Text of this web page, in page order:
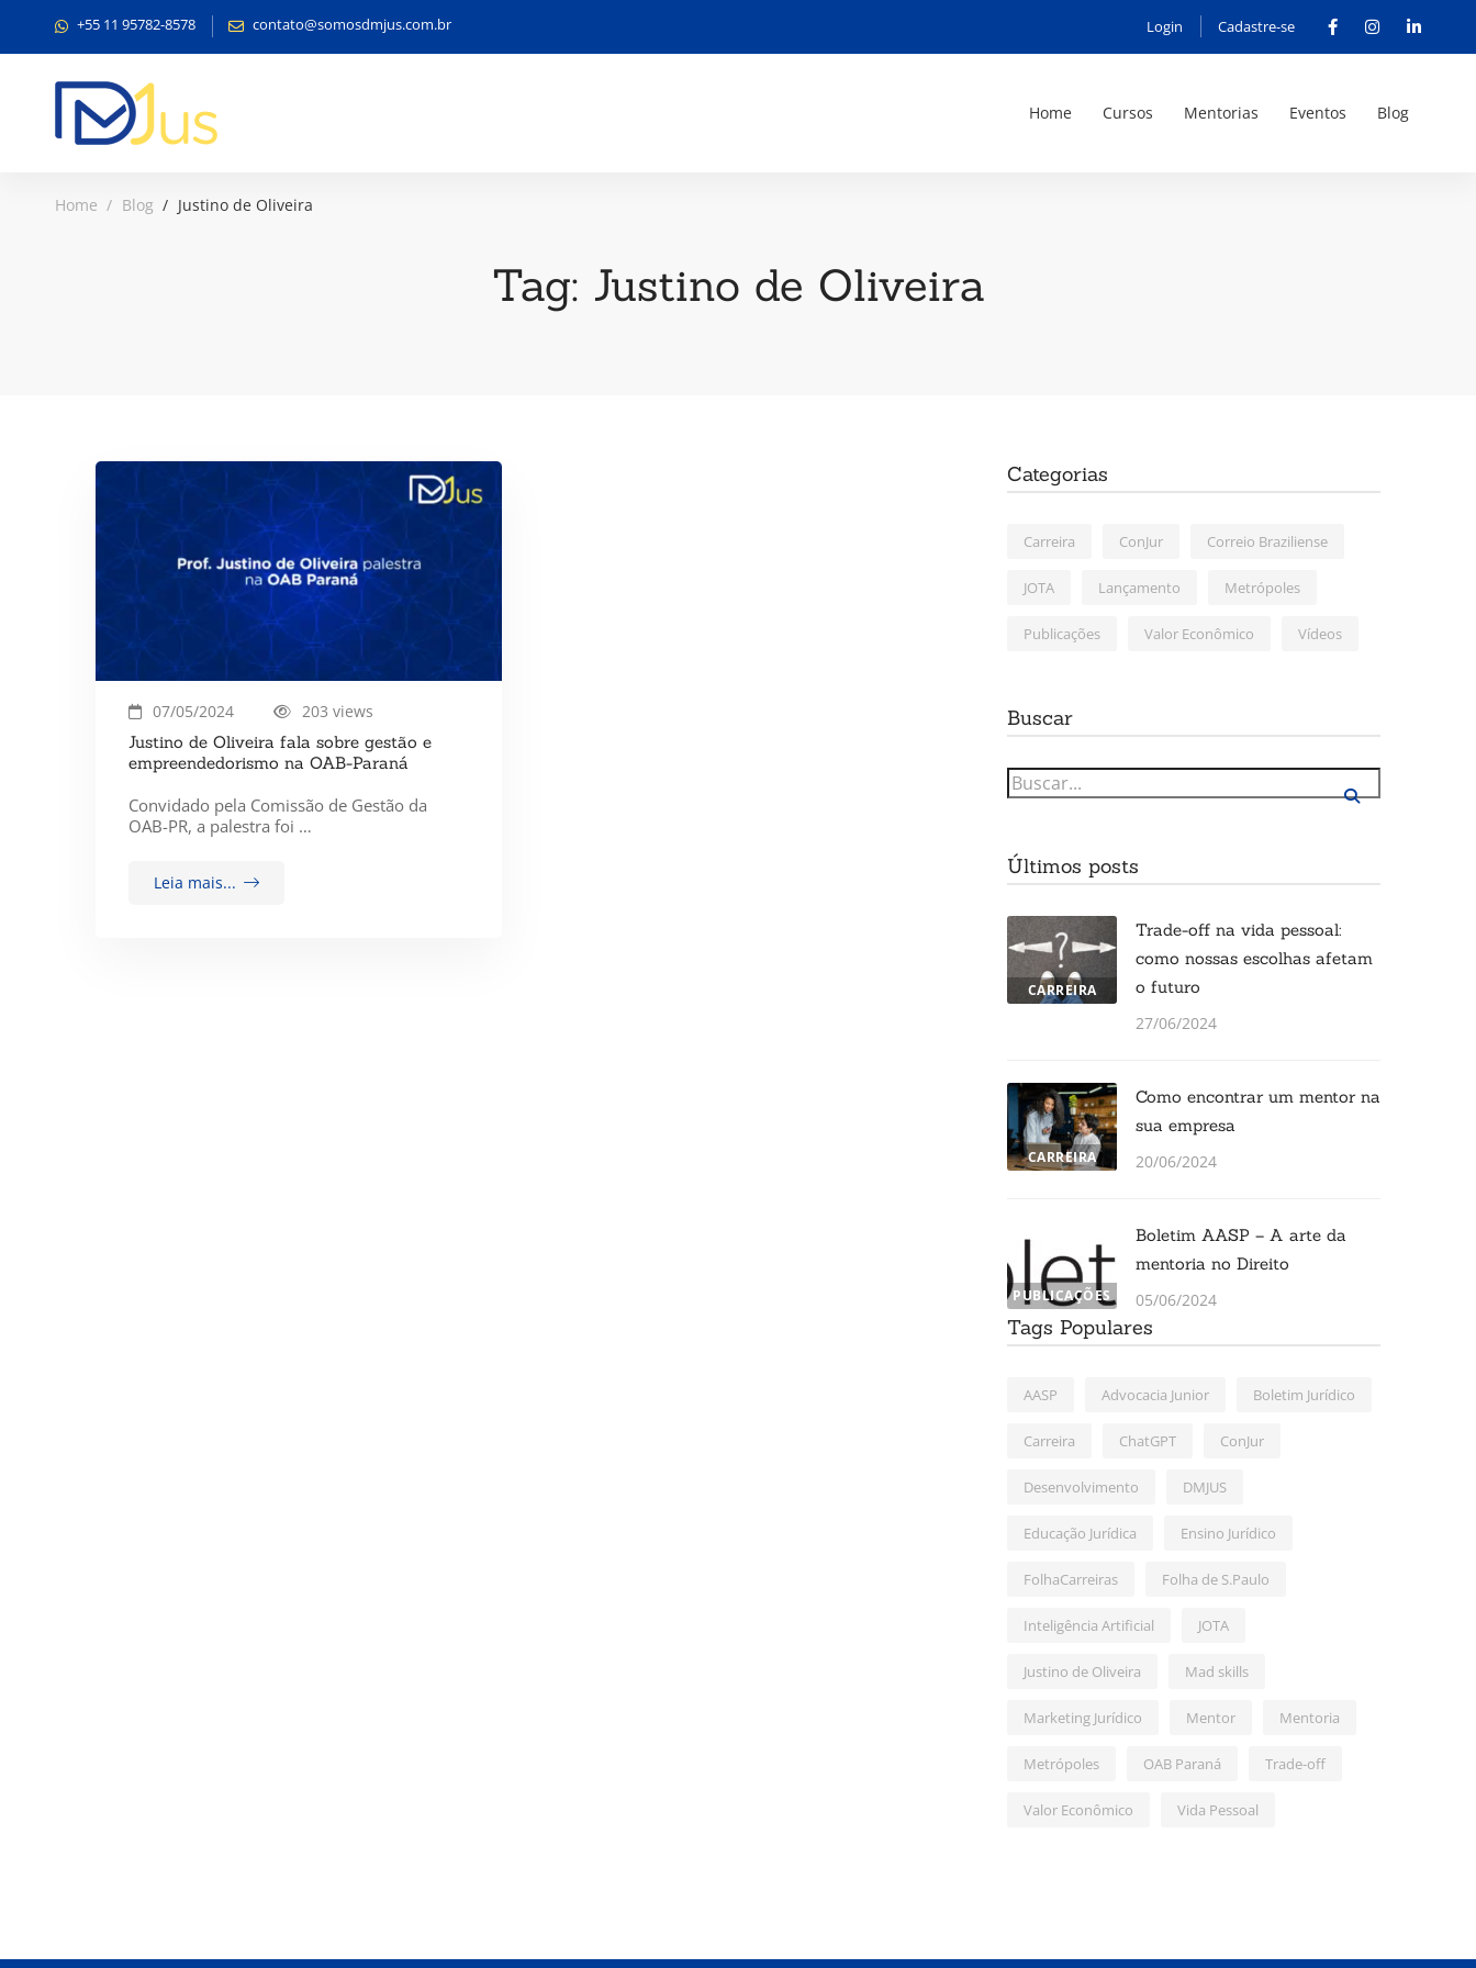
+55 11 95782-8578 contato@somosdmjus.com.br Login Cadastre-se
Home Cursos Mentorias Eventos Blog
Home Blog Justino de Oliveira
Tag: Justino de Oliveira
07/05/2024
203 views
Justino de Oliveira fala sobre gestão e
empreendedorismo na OAB-Paraná
Convidado pela Comissão de Gestão da
OAB-PR, a palestra foi …
Leia mais...
Categorias
Carreira ConJur Correio Braziliense
JOTA Lançamento Metrópoles
Publicações Valor Econômico Vídeos
Buscar
Últimos posts
CARREIRA
Trade-off na vida pessoal:
como nossas escolhas afetam
o futuro
27/06/2024
CARREIRA
Como encontrar um mentor na
sua empresa
20/06/2024
PUBLICAÇÕES
Boletim AASP – A arte da
mentoria no Direito
05/06/2024
Tags Populares
AASP Advocacia Junior Boletim Jurídico
Carreira ChatGPT ConJur
Desenvolvimento DMJUS
Educação Jurídica Ensino Jurídico
FolhaCarreiras Folha de S.Paulo
Inteligência Artificial JOTA
Justino de Oliveira Mad skills
Marketing Jurídico Mentor Mentoria
Metrópoles OAB Paraná Trade-off
Valor Econômico Vida Pessoal